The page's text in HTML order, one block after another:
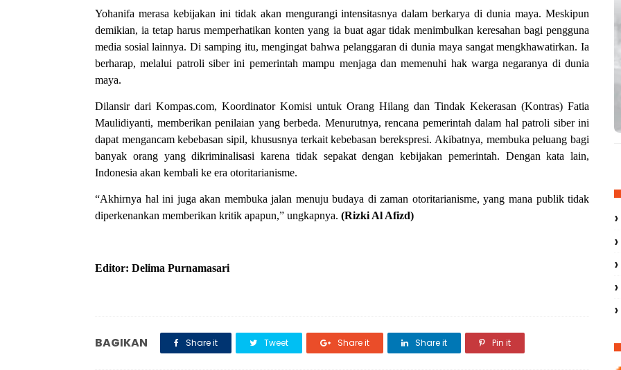
Yohanifa merasa kebijakan ini tidak akan mengurangi intensitasnya dalam berkarya di dunia maya. Meskipun
demikian, ia tetap harus memperhatikan konten yang ia buat agar tidak menimbulkan keresahan bagi pengguna
media sosial lainnya. Di samping itu, mengingat bahwa pelanggaran di dunia maya sangat mengkhawatirkan. Ia
berharap, melalui patroli siber ini pemerintah mampu menjaga dan memenuhi hak warga negaranya di dunia
maya.
Dilansir dari Kompas.com, Koordinator Komisi untuk Orang Hilang dan Tindak Kekerasan (Kontras) Fatia
Maulidiyanti, memberikan penilaian yang berbeda. Menurutnya, rencana pemerintah dalam hal patroli siber ini
dapat mengancam kebebasan sipil, khususnya terkait kebebasan berekspresi. Akibatnya, membuka peluang bagi
banyak orang yang dikriminalisasi karena tidak sepakat dengan kebijakan pemerintah. Dengan kata lain,
Indonesia akan kembali ke era otoritarianisme.
“Akhirnya hal ini juga akan membuka jalan menuju budaya di zaman otoritarianisme, yang mana publik tidak
diperkenankan memberikan kritik apapun,” ungkapnya. (Rizki Al Afizd)
Editor: Delima Purnamasari
BAGIKAN Share it Tweet Share it Share it Pin it